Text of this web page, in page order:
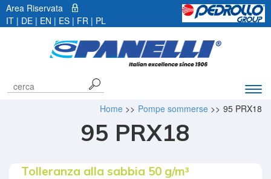
Area Riservata
IT | DE | EN | ES | FR | PL
di
95 PRX18
Pompe sommerse >>
Home >>
95 PRX18
Tolleranza alla sabbia 50 g/m³